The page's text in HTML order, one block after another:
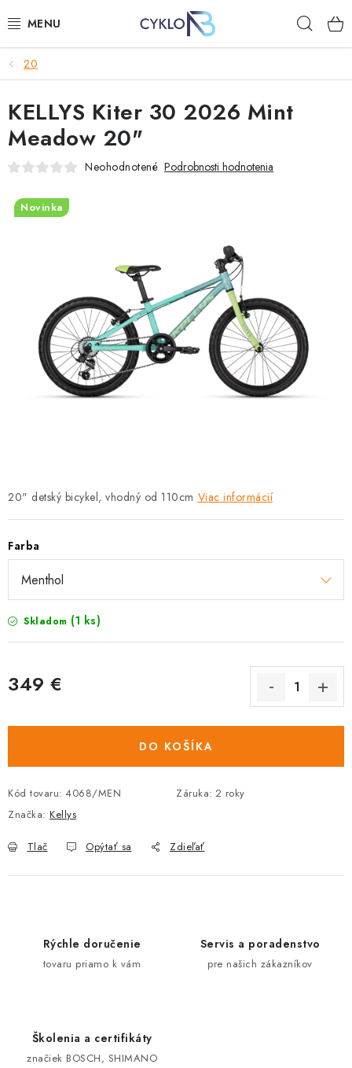
na
E-BIKE
BICYKLE
DOPLNKY
PRILBY
TRETRY
TABUĽKA VEĽKOSTÍ BICYKLOV
Tabuľka veľkostí bicyklov
Cenník servisu bicyklov
Návod SHIMANO
20
20" detský bicykel, vhodný od 110cm Viac informácií
Farba
Skladom (1 ks)
349 €
DO KOŠÍKA
Kód tovaru: 4068/MEN Záruka: 2 roky
Značka: Kellys
Tlač Opýtať sa Zdieľať
KELLYS Kiter 30 2026 Mint
Meadow 20"
Neohodnotené Podrobnosti hodnotenia
Novinka
Rýchle doručenie
tovaru priamo k vám
Servis a poradenstvo
pre našich zákazníkov
Školenia a certifikáty
značiek BOSCH, SHIMANO